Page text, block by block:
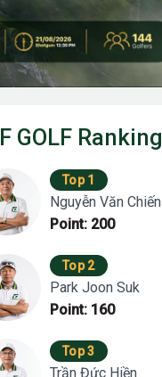
F GOLF Ranking
Top 1
Nguyễn Văn Chiến
Point: 200
Top 2
Park Joon Suk
Point: 160
Top 3
Trần Đức Hiền